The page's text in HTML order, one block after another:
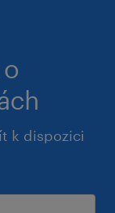
k dispozici